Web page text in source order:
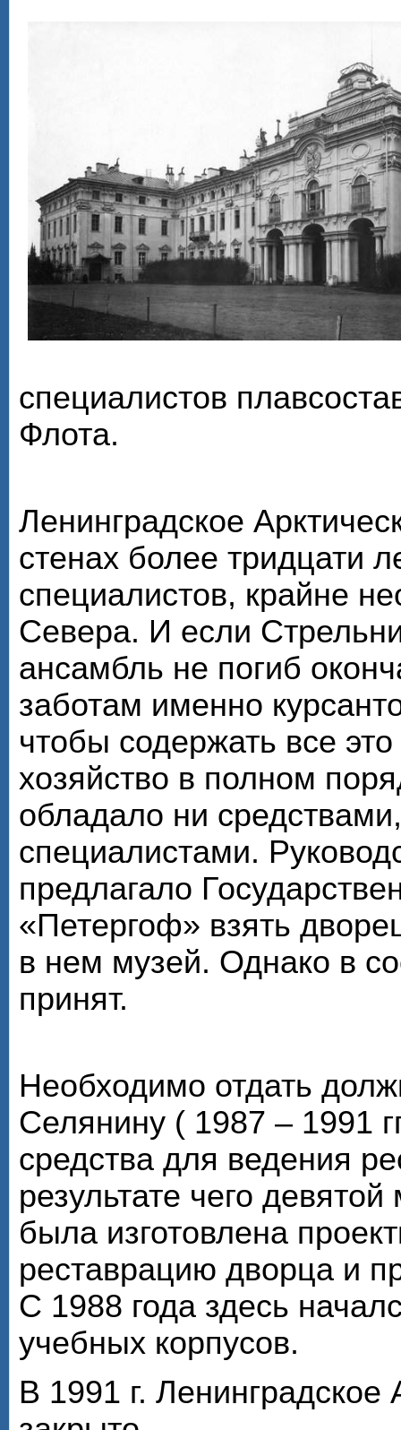
специалистов
Флота.
Ленинградское
стенах более тридцати
специалистов, крайне
Севера. И если
ансамбль не погиб
заботам именно
чтобы содержать все
хозяйство в полном
обладало ни
специалистами.
предлагало
«Петергоф» взять
в нем музей. Однако в
принят.
Необходимо отдать
Селянину ( 1987 – 1991
средства для ведения
результате чего
была изготовлена
реставрацию дворца и
С 1988 года здесь
учебных корпусов.
В 1991 г.